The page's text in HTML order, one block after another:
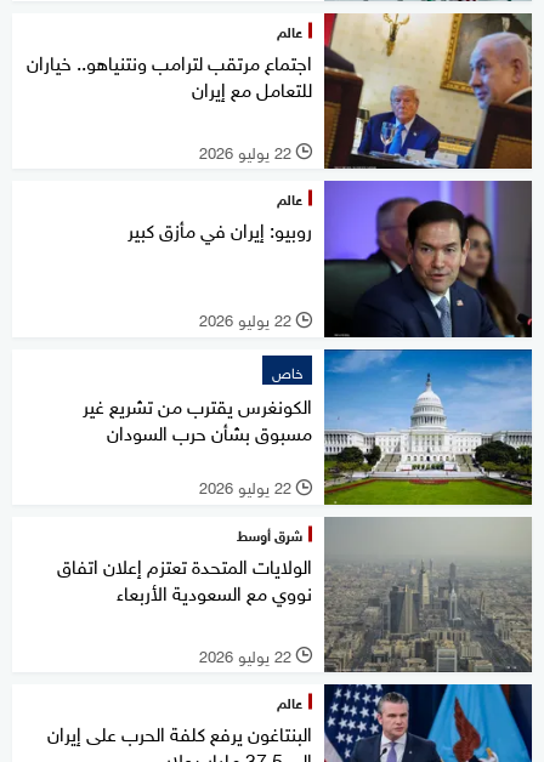
عالم
اجتماع مرتقب لترامب ونتنياهو.. خياران
للتعامل مع إيران
l 22 يوليو 2026
عالم
روبيو: إيران في مأزق كبير
l 22 يوليو 2026
خاص
الكونغرس يقترب من تشريع غير
مسبوق بشأن حرب السودان
l 22 يوليو 2026
شرق أوسط
الولايات المتحدة تعتزم إعلان اتفاق
نووي مع السعودية الأربعاء
l 22 يوليو 2026
عالم
البنتاغون يرفع كلفة الحرب على إيران